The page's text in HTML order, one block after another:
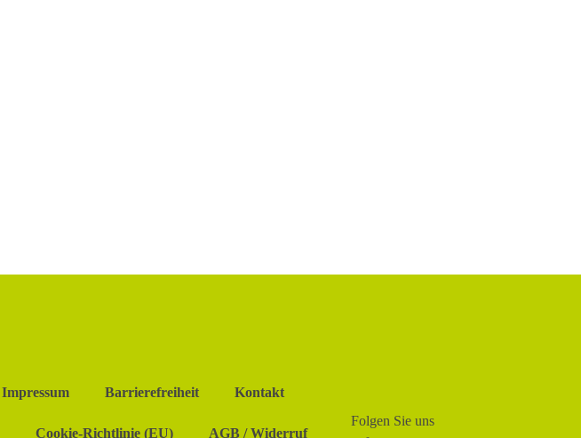
Impressum Barrierefreiheit Kontakt
Cookie-Richtlinie (EU) AGB / Widerruf
Folgen Sie uns